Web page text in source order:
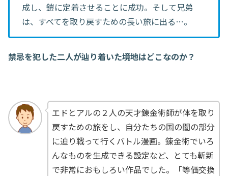
成し、鎧に定着させることに成功。そして兄弟
は、すべてを取り戻すための長い旅に出る…。
禁忌を犯した二人が辿り着いた境地はどこなのか？
エドとアルの２人の天才錬金術師が体を取り
戻すための旅をし、自分たちの国の闇の部分
に迫り戦って行くバトル漫画。錬金術でいろ
んなものを生成できる設定など、とても斬新
で非常におもしろい作品でした。「等価交換